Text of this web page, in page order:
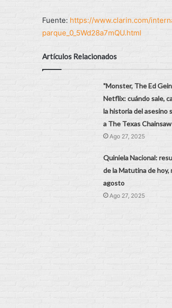
Fuente: https://www.clarin.com/
parque_0_5Wd28a7mQU.html
Artículos Relacionados
"Monster, The Ed
Netflix: cuándo sale,
la historia del asesino
a The Texas
Ago 27, 2025
Quiniela Nacional:
de la Matutina de hoy,
agosto
Ago 27, 2025